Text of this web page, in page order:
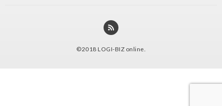
©2018 LOGI-BIZ online.